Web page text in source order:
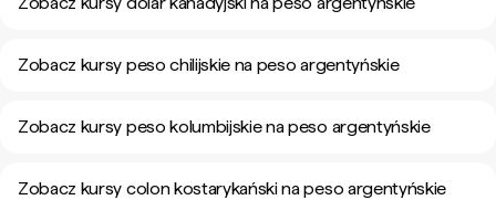
Zobacz kursy peso chilijskie na peso argentyńskie
Zobacz kursy peso kolumbijskie na peso argentyńskie
Zobacz kursy colon kostarykański na peso argentyńskie